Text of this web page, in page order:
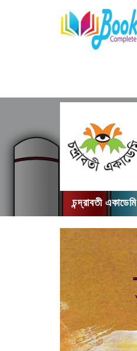
চন্দ্রাবতী একাডেমি